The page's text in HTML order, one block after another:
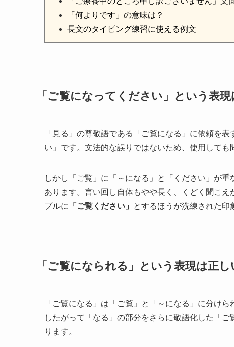
「何よりです」の意味は？
長文のタイピング練習に使える例文
「ご覧になってください」という表
「見る」の尊敬語である「ご覧になる」に依頼を
い」です。文法的な誤りではないため、使用しても
しかし「ご覧」に「～になる」と「ください」が
あります。言い回し自体もやや長く、くどく聞こ
プルに
「ご覧ください」 とするほうが洗練された印
「ご覧になられる」という表現は正
「ご覧になる」は「ご覧」と「～になる」に分け
したがって「なる」の部分をさらに敬語化した「
ります。